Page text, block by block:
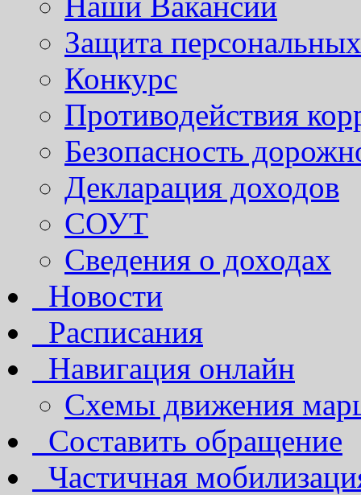
Защита
Конкурс
Противодействия
Безопасность
Декларация доходов
СОУТ
Сведения о доходах
Новости
Расписания
Навигация онлайн
Схемы движения
Составить обращение
Частичная